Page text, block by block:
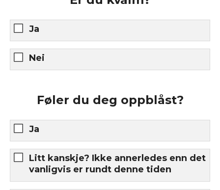
Ja
Nei
Føler du deg oppblåst?
Ja
Litt kanskje? Ikke annerledes enn det
vanligvis er rundt denne tiden